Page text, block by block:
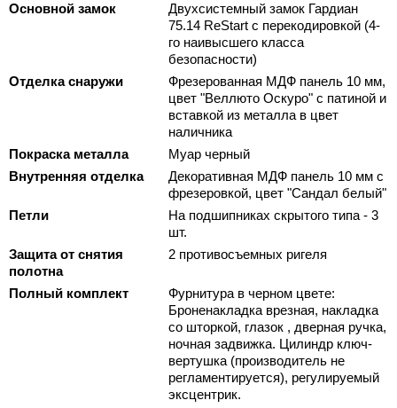
Основной замок
Двухсистемный замок Гардиан
75.14 ReStart с перекодировкой (4-
го наивысшего класса
безопасности)
Отделка снаружи
Фрезерованная МДФ панель 10 мм,
цвет "Веллюто Оскуро" с патиной и
вставкой из металла в цвет
наличника
Покраска металла
Муар черный
Внутренняя отделка
Декоративная МДФ панель 10 мм с
фрезеровкой, цвет "Сандал белый"
Петли
На подшипниках скрытого типа - 3
шт.
Защита от снятия
полотна
2 противосъемных ригеля
Полный комплект
Фурнитура в черном цвете:
Броненакладка врезная, накладка
со шторкой, глазок , дверная ручка,
ночная задвижка. Цилиндр ключ-
вертушка (производитель не
регламентируется), регулируемый
эксцентрик.